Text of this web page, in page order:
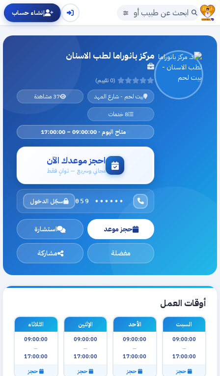
إنشاء حساب
مركز بانوراما لطب الاسنان
(0 تقييم)
بيت لحم - شارع المهد
37 مشاهدة
8 خدمات
متاح اليوم · 09:00:00 – 17:00:00
احجز موعدك الآن
مجاني وسريع — ثوانٍ فقط
059 •••••• سجّل الدخول
حجز موعد استشارة
مفضلة مشاركة
أوقات العمل
السبت
09:00:00
—
17:00:00
حجز
الأحد
09:00:00
—
17:00:00
حجز
الإثنين
09:00:00
—
17:00:00
حجز
الثلاثاء
09:00:00
—
17:00:00
حجز